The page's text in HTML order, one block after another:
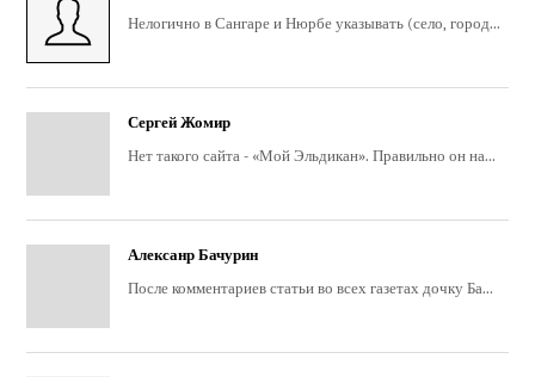
Нелогично в Сангаре и Нюрбе указывать (село, город...
Сергей Жомир
Нет такого сайта - «Мой Эльдикан». Правильно он на...
Алексанр Бачурин
После комментариев статьи во всех газетах дочку Ба...